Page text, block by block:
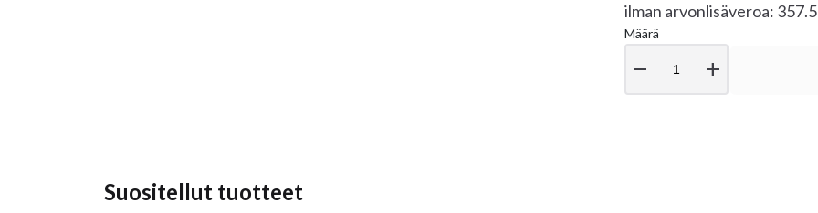
ilman arvonlisäveroa:
Määrä
remove add
Suositellut tuotteet